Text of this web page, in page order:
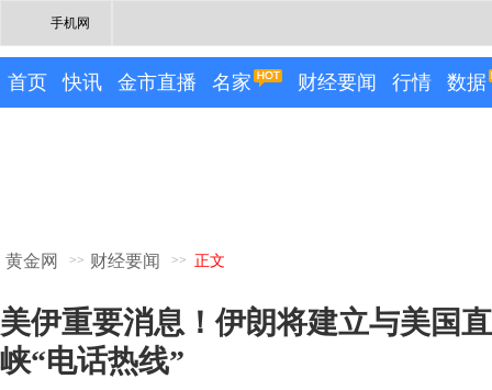
手机网
首页 快讯 金市直播 名家 财经要闻 行情 数据
黄金网 >> 财经要闻 >> 正文
美伊重要消息！伊朗将建立与美国
峡“电话热线”